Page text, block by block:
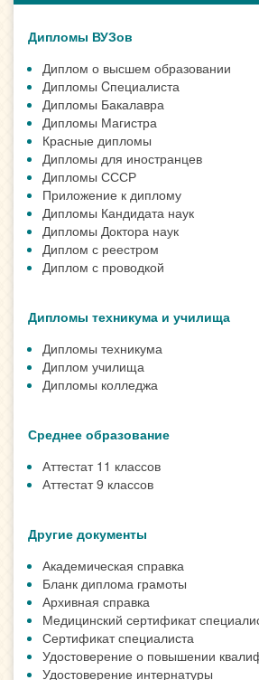
Дипломы ВУЗов
Диплом о высшем образовании
Дипломы Cпециалиста
Дипломы Бакалавра
Дипломы Магистра
Красные дипломы
Дипломы для иностранцев
Дипломы СССР
Приложение к диплому
Дипломы Кандидата наук
Дипломы Доктора наук
Диплом с реестром
Диплом с проводкой
Дипломы техникума и училища
Дипломы техникума
Диплом училища
Дипломы колледжа
Среднее образование
Аттестат 11 классов
Аттестат 9 классов
Другие документы
Академическая справка
Бланк диплома грамоты
Архивная справка
Медицинский сертификат
Сертификат специалиста
Удостоверение о повышении
Удостоверение интернатуры